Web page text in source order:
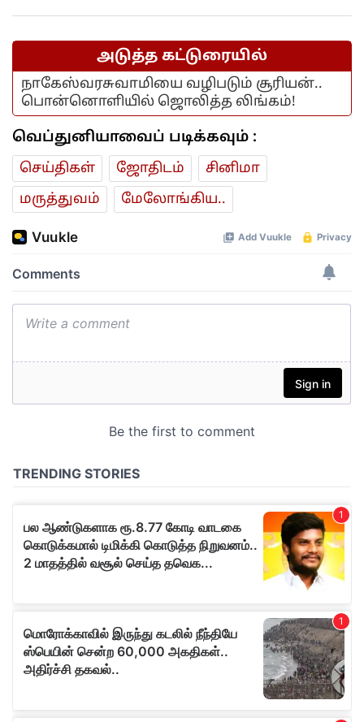
அடுத்த கட்டுரையில்
நாகேஸ்வரசுவாமியை வழிபடும் சூரியன்..
பொன்னொளியில் ஜொலித்த லிங்கம்!
வெப்துனியாவைப் படிக்கவும் :
செய்திகள் ஜோ‌திட‌ம்
சினிமா
மரு‌த்துவ‌ம்
மேலோங்கிய..